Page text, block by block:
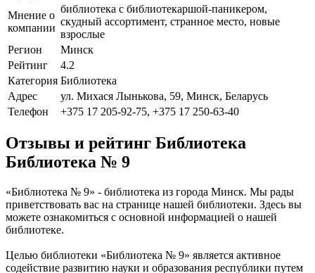
Мнение о
компании
библиотека с библиотекаршой-паникером,
скудный ассортимент, странное место, новые
взрослые
Регион
Минск
Рейтинг
4.2
Категория Библиотека
Адрес
ул. Михася Лынькова, 59, Минск, Беларусь
Телефон
+375 17 205-92-75, +375 17 250-63-40
Отзывы и рейтинг Библиотека
Библиотека № 9
«Библиотека № 9» - библиотека из города Минск. Мы рады
приветствовать вас на странице нашей библиотеки. Здесь вы
можете ознакомиться с основной информацией о нашей
библиотеке.
Целью библиотеки «Библиотека № 9» является активное
содействие развитию науки и образования республики путем